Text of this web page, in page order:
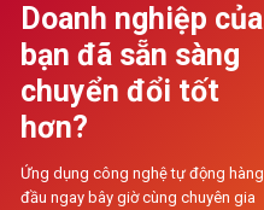
Doanh nghiệp của
bạn đã sẵn sàng
chuyển đổi tốt
hơn?
Ứng dụng công nghệ tự động hàng
đầu ngay bây giờ cùng chuyên gia